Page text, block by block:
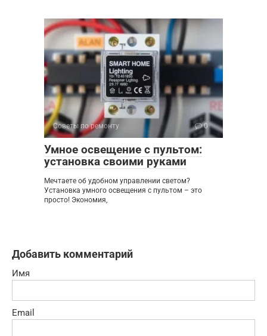
Советы по ремонту 0
Умное освещение с пультом:
установка своими руками
Мечтаете об удобном управлении светом?
Установка умного освещения с пультом – это
просто! Экономия,
Добавить комментарий
Имя
Email